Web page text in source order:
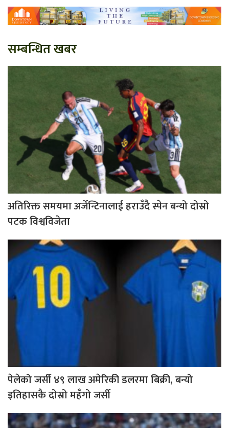
सम्बन्धित खबर
अतिरिक्त समयमा अर्जेन्टिनालाई हराउँदै स्पेन बन्यो दोस्रो
पटक विश्वविजेता
पेलेको जर्सी ४९ लाख अमेरिकी डलरमा बिक्री, बन्यो
इतिहासकै दोस्रो महँगो जर्सी